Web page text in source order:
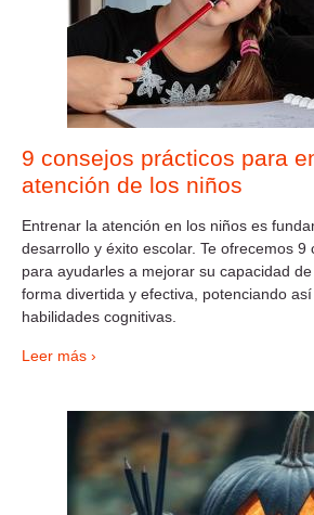
9 consejos prácticos para
atención de los niños
Entrenar la atención en los niños es
desarrollo y éxito escolar. Te ofrecemos 9
para ayudarles a mejorar su capacidad
forma divertida y efectiva, potenciando
habilidades cognitivas.
Leer más ›